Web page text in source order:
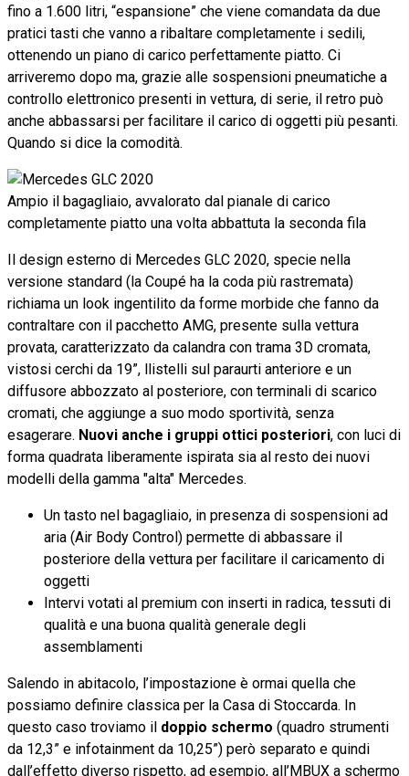
fino a 1.600 litri, “espansione” che viene comandata da due
pratici tasti che vanno a ribaltare completamente i sedili,
ottenendo un piano di carico perfettamente piatto. Ci
arriveremo dopo ma, grazie alle sospensioni pneumatiche a
controllo elettronico presenti in vettura, di serie, il retro può
anche abbassarsi per facilitare il carico di oggetti più pesanti.
Quando si dice la comodità.
Ampio il bagagliaio, avvalorato dal pianale di carico
completamente piatto una volta abbattuta la seconda fila
Il design esterno di Mercedes GLC 2020, specie nella
versione standard (la Coupé ha la coda più rastremata)
richiama un look ingentilito da forme morbide che fanno da
contraltare con il pacchetto AMG, presente sulla vettura
provata, caratterizzato da calandra con trama 3D cromata,
vistosi cerchi da 19”, llistelli sul paraurti anteriore e un
diffusore abbozzato al posteriore, con terminali di scarico
cromati, che aggiunge a suo modo sportività, senza
esagerare. Nuovi anche i gruppi ottici posteriori, con luci di
forma quadrata liberamente ispirata sia al resto dei nuovi
modelli della gamma "alta" Mercedes.
Un tasto nel bagagliaio, in presenza di sospensioni ad
aria (Air Body Control) permette di abbassare il
posteriore della vettura per facilitare il caricamento di
oggetti
Intervi votati al premium con inserti in radica, tessuti di
qualità e una buona qualità generale degli
assemblamenti
Salendo in abitacolo, l’impostazione è ormai quella che
possiamo definire classica per la Casa di Stoccarda. In
questo caso troviamo il doppio schermo (quadro strumenti
da 12,3” e infotainment da 10,25”) però separato e quindi
dall’effetto diverso rispetto, ad esempio, all’MBUX a schermo